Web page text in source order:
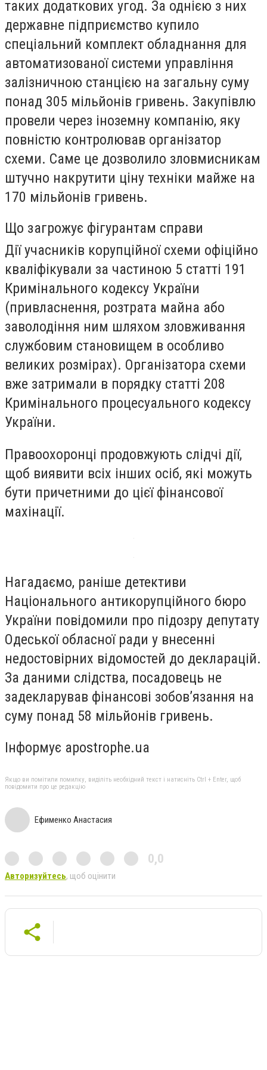
таких додаткових угод. За однією з них
державне підприємство купило
спеціальний комплект обладнання для
автоматизованої системи управління
залізничною станцією на загальну суму
понад 305 мільйонів гривень. Закупівлю
провели через іноземну компанію, яку
повністю контролював організатор
схеми. Саме це дозволило зловмисникам
штучно накрутити ціну техніки майже на
170 мільйонів гривень.
Що загрожує фігурантам справи
Дії учасників корупційної схеми офіційно
кваліфікували за частиною 5 статті 191
Кримінального кодексу України
(привласнення, розтрата майна або
заволодіння ним шляхом зловживання
службовим становищем в особливо
великих розмірах). Організатора схеми
вже затримали в порядку статті 208
Кримінального процесуального кодексу
України.
Правоохоронці продовжують слідчі дії,
щоб виявити всіх інших осіб, які можуть
бути причетними до цієї фінансової
махінації.
Нагадаємо, раніше детективи
Національного антикорупційного бюро
України повідомили про підозру депутату
Одеської обласної ради у внесенні
недостовірних відомостей до декларацій.
За даними слідства, посадовець не
задекларував фінансові зобов’язання на
суму понад 58 мільйонів гривень.
Інформує apostrophe.ua
Якщо ви помітили помилку, виділіть необхідний текст і натисніть Ctrl + Enter, щоб
повідомити про це редакцію
Ефименко Анастасия
0,0
Авторизуйтесь, щоб оцінити